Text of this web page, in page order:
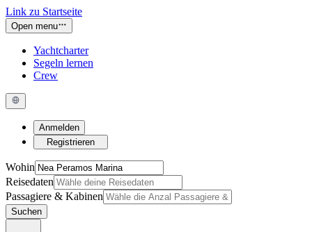
Link zu Startseite
Open menu
Yachtcharter
Segeln lernen
Crew
Anmelden
Registrieren
Wohin
Reisedaten
Passagiere & Kabinen
Suchen